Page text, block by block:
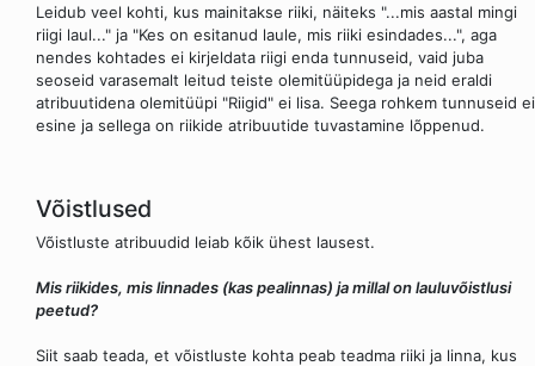
Leidub veel kohti, kus mainitakse riiki, näiteks "...mis aastal mingi
riigi laul..." ja "Kes on esitanud laule, mis riiki esindades...", aga
nendes kohtades ei kirjeldata riigi enda tunnuseid, vaid juba
seoseid varasemalt leitud teiste olemitüüpidega ja neid eraldi
atribuutidena olemitüüpi "Riigid" ei lisa. Seega rohkem tunnuseid ei
esine ja sellega on riikide atribuutide tuvastamine lõppenud.
Võistlused
Võistluste atribuudid leiab kõik ühest lausest.
Mis riikides, mis linnades (kas pealinnas) ja millal on lauluvõistlusi
peetud?
Siit saab teada, et võistluste kohta peab teadma riiki ja linna, kus